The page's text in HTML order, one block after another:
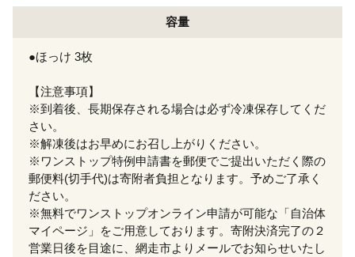
容量
●ほっけ 3枚
【注意事項】
※到着後、長期保存される場合は必ず冷凍保存してくだ
さい。
※解凍後はお早めにお召し上がりください。
※ワンストップ特例申請書を郵便でご提出いただく際の
郵便料(切手代)は寄附者負担となります。予めご了承く
ださい。
※無料でワンストップオンライン申請が可能な「自治体
マイページ」をご用意しております。寄附決済完了の２
営業日後を目途に、網走市よりメールでお知らせいたし